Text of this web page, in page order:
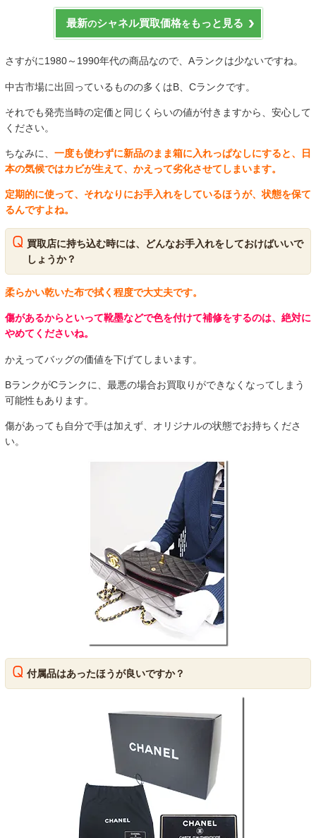
最新のシャネル買取価格をもっと見る
さすがに1980～1990年代の商品なので、Aランクは少ないですね。
中古市場に出回っているものの多くはB、Cランクです。
それでも発売当時の定価と同じくらいの値が付きますから、安心して
ください。
ちなみに、 一度も使わずに新品のまま箱に入れっぱなしにすると、日
本の気候ではカビが生えて、かえって劣化させてしまいます。
定期的に使って、それなりにお手入れをしているほうが、状態を保て
るんですよね。
買取店に持ち込む時には、どんなお手入れをしておけばいいで
しょうか？
柔らかい乾いた布で拭く程度で大丈夫です。
傷があるからといって靴墨などで色を付けて補修をするのは、絶対に
やめてくださいね。
かえってバッグの価値を下げてしまいます。
BランクがCランクに、最悪の場合お買取りができなくなってしまう
可能性もあります。
傷があっても自分で手は加えず、オリジナルの状態でお持ちくださ
い。
付属品はあったほうが良いですか？